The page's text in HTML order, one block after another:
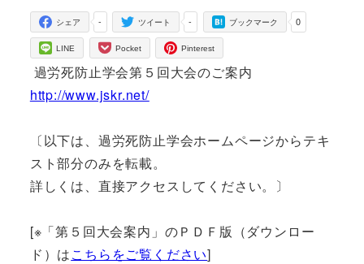
-
シェア -
ツイート 0
ブックマーク
LINE Pocket Pinterest
過労死防止学会第５回大会のご案内
http://www.jskr.net/
〔以下は、過労死防止学会ホームページからテキ
スト部分のみを転載。
詳しくは、直接アクセスしてください。〕
[※「第５回大会案内」のＰＤＦ版（ダウンロー
ド）はこちらをご覧ください]